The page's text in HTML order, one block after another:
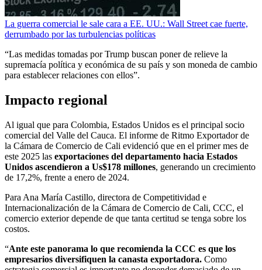
La guerra comercial le sale cara a EE. UU.: Wall Street cae fuerte,
derrumbado por las turbulencias políticas
“Las medidas tomadas por Trump buscan poner de relieve la
supremacía política y económica de su país y son moneda de cambio
para establecer relaciones con ellos”.
Impacto regional
Al igual que para Colombia, Estados Unidos es el principal socio
comercial del Valle del Cauca. El informe de Ritmo Exportador de
la Cámara de Comercio de Cali evidenció que en el primer mes de
este 2025 las exportaciones del departamento hacia Estados
Unidos ascendieron a Us$178 millones, generando un crecimiento
de 17,2%, frente a enero de 2024.
Para Ana María Castillo, directora de Competitividad e
Internacionalización de la Cámara de Comercio de Cali, CCC, el
comercio exterior depende de que tanta certitud se tenga sobre los
costos.
“Ante este panorama lo que recomienda la CCC es que los
empresarios diversifiquen la canasta exportadora. Como